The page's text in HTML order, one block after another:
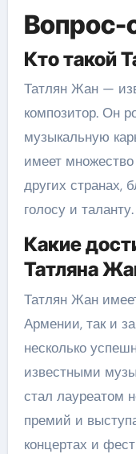
Вопрос-
Кто такой
Татлян Жан —
композитор. Он
музыкальную
имеет
других странах,
голосу и таланту.
Какие
Татляна
Татлян Жан
Армении, так и
несколько
известными
стал лауреатом
премий и
концертах и